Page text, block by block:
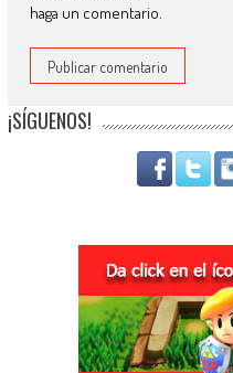
haga un comentario.
¡SÍGUENOS!